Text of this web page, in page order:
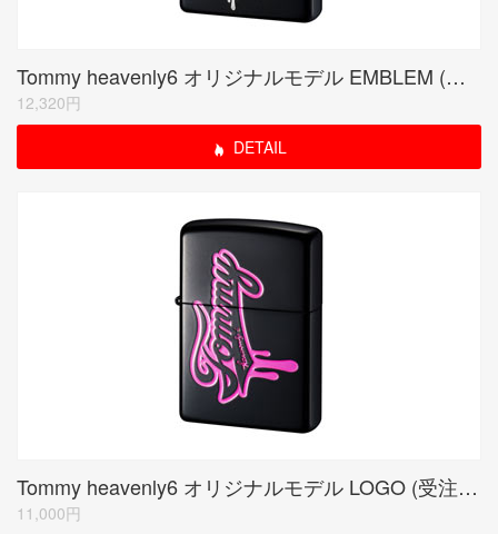
Tommy heavenly6 オリジナルモデル EMBLEM (受注生産限定品)
12,320円
DETAIL
Tommy heavenly6 オリジナルモデル LOGO (受注生産限定品)
11,000円